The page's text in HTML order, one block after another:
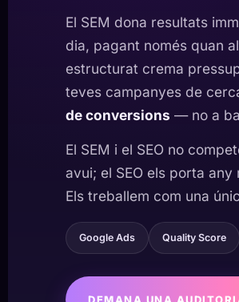
El SEM dona resultats
dia, pagant només quan
estructurat crema
teves campanyes de
de conversions — no a
El SEM i el SEO no
avui; el SEO els porta
Els treballem com una
Google Ads Quality Score